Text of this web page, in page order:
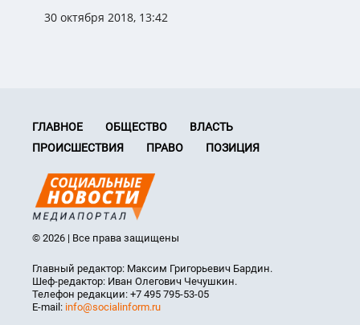
30 октября 2018, 13:42
ГЛАВНОЕ ОБЩЕСТВО
ВЛАСТЬ
ПРОИСШЕСТВИЯ
ПРАВО ПОЗИЦИЯ
© 2026 | Все права защищены
Главный редактор: Максим Григорьевич Бардин.
Шеф-редактор: Иван Олегович Чечушкин.
Телефон редакции: +7 495 795-53-05
E-mail: info@socialinform.ru